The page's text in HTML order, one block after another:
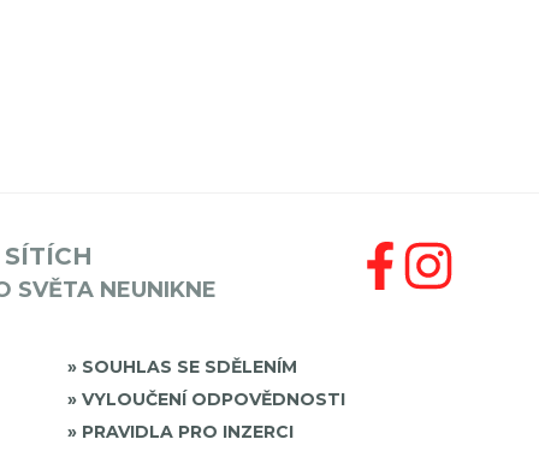
SVĚTA NEUNIKNE
SOUHLAS SE SDĚLENÍM
VYLOUČENÍ ODPOVĚDNOSTI
PRAVIDLA PRO INZERCI